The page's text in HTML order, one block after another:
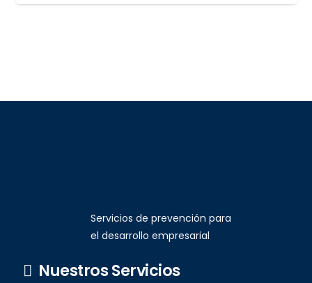
Servicios de prevención para
el desarrollo empresarial
Nuestros Servicios